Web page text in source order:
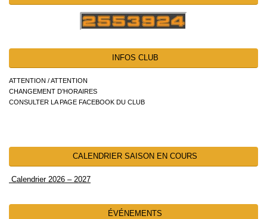
INFOS CLUB
ATTENTION / ATTENTION
CHANGEMENT D’HORAIRES
CONSULTER LA PAGE FACEBOOK DU CLUB
CALENDRIER SAISON EN COURS
Calendrier 2026 – 2027
ÉVÉNEMENTS